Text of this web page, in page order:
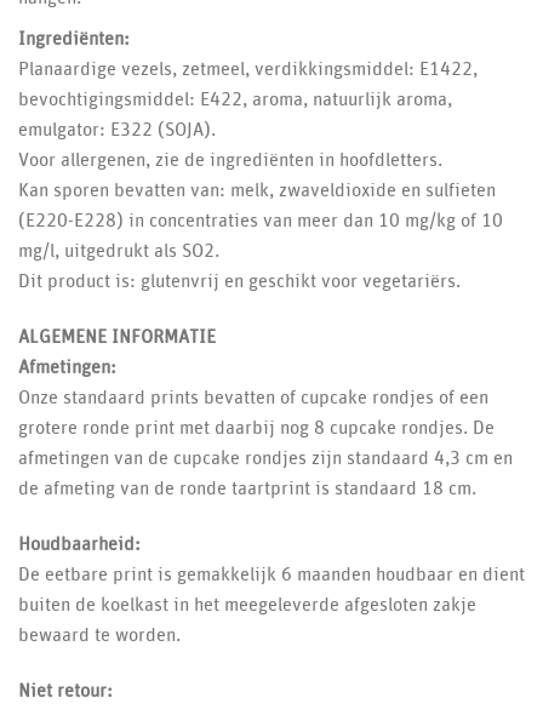
Ingrediënten:
Planaardige vezels, zetmeel, verdikkingsmiddel: E1422,
bevochtigingsmiddel: E422, aroma, natuurlijk aroma,
emulgator: E322 (SOJA).
Voor allergenen, zie de ingrediënten in hoofdletters.
Kan sporen bevatten van: melk, zwaveldioxide en sulfieten
(E220-E228) in concentraties van meer dan 10 mg/kg of 10
mg/l, uitgedrukt als SO2.
Dit product is: glutenvrij en geschikt voor vegetariërs.
ALGEMENE INFORMATIE
Afmetingen:
Onze standaard prints bevatten of cupcake rondjes of een
grotere ronde print met daarbij nog 8 cupcake rondjes. De
afmetingen van de cupcake rondjes zijn standaard 4,3 cm en
de afmeting van de ronde taartprint is standaard 18 cm.
Houdbaarheid:
De eetbare print is gemakkelijk 6 maanden houdbaar en dient
buiten de koelkast in het meegeleverde afgesloten zakje
bewaard te worden.
Niet retour: